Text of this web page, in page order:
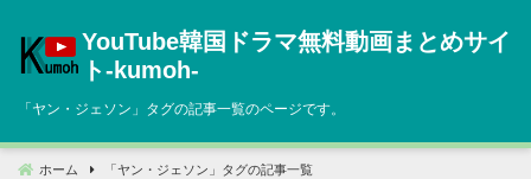
へ
YouTube韓国ドラマ無料動画まとめサイ
ト‐kumoh‐
「ヤン・ジェソン 」タグの記事一覧のページです。
ホーム 「 ヤン・ジェソン 」タグの記事一覧